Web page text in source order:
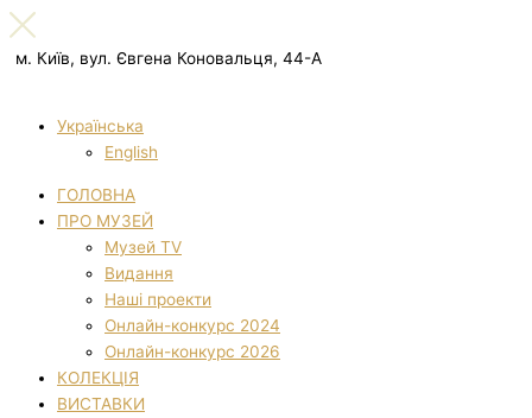
м. Київ, вул. Євгена Коновальця, 44-А
Українська
English
ГОЛОВНА
ПРО МУЗЕЙ
Музей TV
Видання
Наші проекти
Онлайн-конкурс 2024
Онлайн-конкурс 2026
КОЛЕКЦІЯ
ВИСТАВКИ